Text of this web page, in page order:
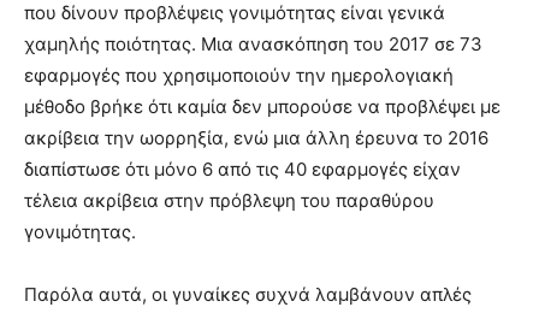
που δίνουν προβλέψεις γονιμότητας είναι γενικά
χαμηλής ποιότητας. Μια ανασκόπηση του 2017 σε 73
εφαρμογές που χρησιμοποιούν την ημερολογιακή
μέθοδο βρήκε ότι καμία δεν μπορούσε να προβλέψει με
ακρίβεια την ωορρηξία, ενώ μια άλλη έρευνα το 2016
διαπίστωσε ότι μόνο 6 από τις 40 εφαρμογές είχαν
τέλεια ακρίβεια στην πρόβλεψη του παραθύρου
γονιμότητας.
Παρόλα αυτά, οι γυναίκες συχνά λαμβάνουν απλές